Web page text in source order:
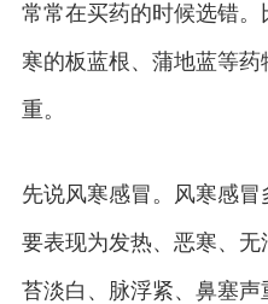
常常在买药的时候选错
寒的板蓝根、蒲地蓝等
重。
先说风寒感冒。风寒感
要表现为发热、恶寒、
苔淡白、脉浮紧、鼻塞